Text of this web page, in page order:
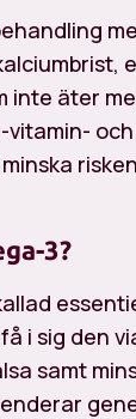
inte äter
vitamin-
3?
i sig den
samt